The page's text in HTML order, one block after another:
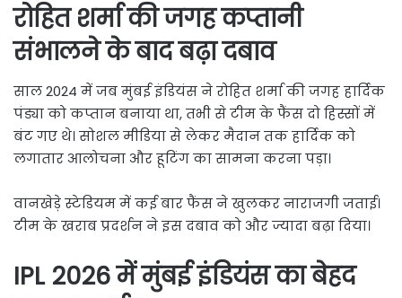
रोहित शर्मा की जगह कप्तानी
संभालने के बाद बढ़ा दबाव
साल 2024 में जब मुंबई इंडियंस ने रोहित शर्मा की जगह हार्दिक
पंड्या को कप्तान बनाया था, तभी से टीम के फैंस दो हिस्सों में
बंट गए थे। सोशल मीडिया से लेकर मैदान तक हार्दिक को
लगातार आलोचना और हूटिंग का सामना करना पड़ा।
वानखेड़े स्टेडियम में कई बार फैंस ने खुलकर नाराजगी जताई।
टीम के खराब प्रदर्शन ने इस दबाव को और ज्यादा बढ़ा दिया।
IPL 2026 में मुंबई इंडियंस का बेहद